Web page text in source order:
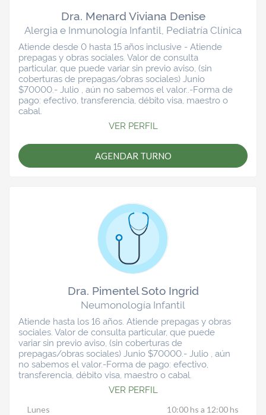
Dra. Menard Viviana Denise
Alergia e Inmunología Infantil, Pediatría Clínica
Atiende desde 0 hasta 15 años inclusive - Atiende
prepagas y obras sociales. Valor de consulta
particular, que puede variar sin previo aviso, (sin
coberturas de prepagas/obras sociales) Junio
$70000.- Julio , aún no sabemos el valor..-Forma de
pago: efectivo, transferencia, débito visa, maestro o
cabal.
VER PERFIL
AGENDAR TURNO
Dra. Pimentel Soto Ingrid
Neumonología Infantil
Atiende hasta los 16 años. Atiende prepagas y obras
sociales. Valor de consulta particular, que puede
variar sin previo aviso, (sin coberturas de
prepagas/obras sociales) Junio $70000.- Julio , aún
no sabemos el valor.-Forma de pago: efectivo,
transferencia, débito visa, maestro o cabal.
VER PERFIL
Lunes 10:00 hs a 12:00 hs